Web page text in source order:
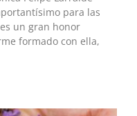
para las
un gran honor
formado con ella,